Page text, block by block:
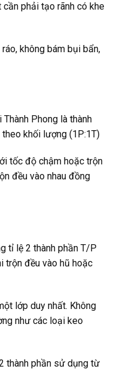
phải tạo rãnh có khe
không bám bụi bẩn,
Phong là thành
khối lượng (1P:1T)
tốc độ chậm hoặc trộn
đều vào nhau đồng
tỉ lệ 2 thành phần T/P
trộn đều vào hũ hoặc
lớp duy nhất. Không
như các loại keo
thành phần sử dụng từ